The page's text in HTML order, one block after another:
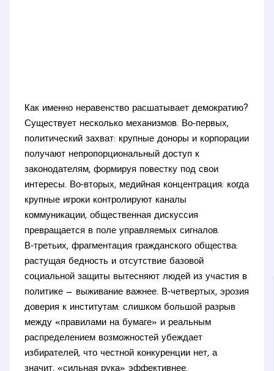
Как именно неравенство расшатывает демократию?
Существует несколько механизмов. Во‑первых,
политический захват: крупные доноры и корпорации
получают непропорциональный доступ к
законодателям, формируя повестку под свои
интересы. Во‑вторых, медийная концентрация: когда
крупные игроки контролируют каналы
коммуникации, общественная дискуссия
превращается в поле управляемых сигналов.
В‑третьих, фрагментация гражданского общества:
растущая бедность и отсутствие базовой
социальной защиты вытесняют людей из участия в
политике — выживание важнее. В‑четвертых, эрозия
доверия к институтам: слишком большой разрыв
между «правилами на бумаге» и реальным
распределением возможностей убеждает
избирателей, что честной конкуренции нет, а
значит, «сильная рука» эффективнее.